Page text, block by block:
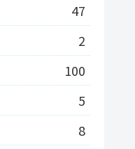
47
2
100
5
8